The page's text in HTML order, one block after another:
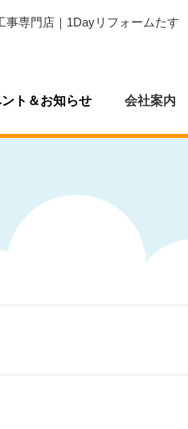
事専門店｜1Dayリフォームたす
ト＆お知らせ 会社案内